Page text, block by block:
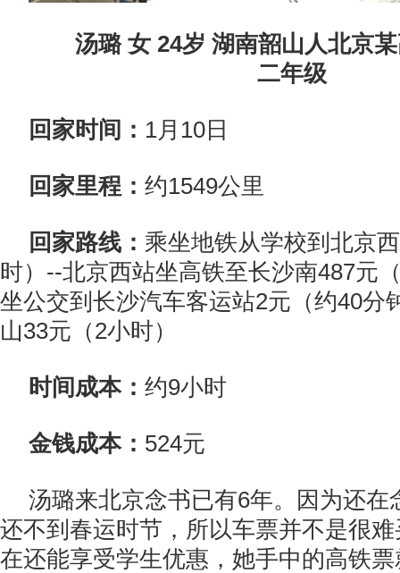
汤璐 女 24岁 湖南韶山人北京
二年级
回家时间： 1月10日
回家里程： 约1549公里
回家路线： 乘坐地铁从学校到北京
时）--北京西站坐高铁至长沙南487元
坐公交到长沙汽车客运站2元（约40分
山33元（2小时）
时间成本： 约9小时
金钱成本： 524元
汤璐来北京念书已有6年。因为还在
还不到春运时节，所以车票并不是很
在还能享受学生优惠，她手中的高铁